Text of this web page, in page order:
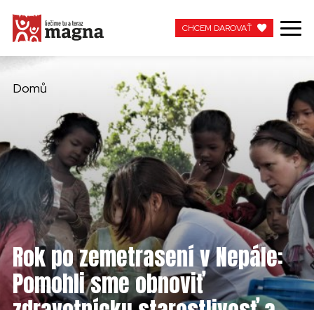
MOJA MAGNA
PRACUJTE S NAMI
CHCEM DAROVAŤ
Domů
Rok po zemetrasení v Nepále:
Pomohli sme obnoviť